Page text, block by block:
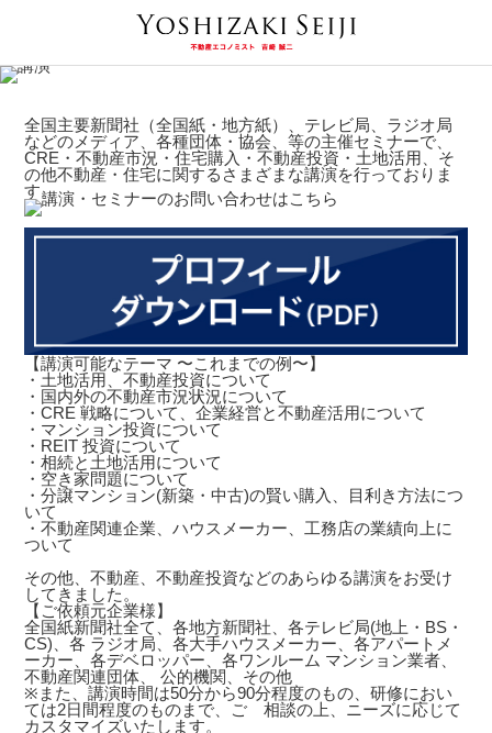
全国主要新聞社（全国紙・地方紙）、テレビ局、ラジオ局
などのメディア、各種団体・協会、等の主催セミナーで、
CRE・不動産市況・住宅購入・不動産投資・土地活用、そ
の他不動産・住宅に関するさまざまな講演を行っておりま
す。
【講演可能なテーマ 〜これまでの例〜】
・土地活用、不動産投資について
・国内外の不動産市況状況について
・CRE 戦略について、企業経営と不動産活用について
・マンション投資について
・REIT 投資について
・相続と土地活用について
・空き家問題について
・分譲マンション(新築・中古)の賢い購入、目利き方法につ
いて
・不動産関連企業、ハウスメーカー、工務店の業績向上に
ついて
その他、不動産、不動産投資などのあらゆる講演をお受け
してきました。
【ご依頼元企業様】
全国紙新聞社全て、各地方新聞社、各テレビ局(地上・BS・
CS)、各 ラジオ局、各大手ハウスメーカー、各アパートメ
ーカー、各デベロッパー、各ワンルーム マンション業者、
不動産関連団体、 公的機関、その他
※また、講演時間は50分から90分程度のもの、研修におい
ては2日間程度のものまで、ご゙相談の上、ニーズに応じて
カスタマイズいたします。